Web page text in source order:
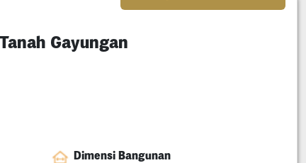
Gayungan
Dimensi Bangunan